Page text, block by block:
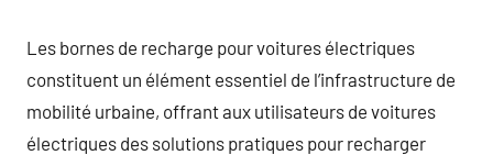
Les bornes de recharge pour voitures électriques
constituent un élément essentiel de l’infrastructure de
mobilité urbaine, offrant aux utilisateurs de voitures
électriques des solutions pratiques pour recharger